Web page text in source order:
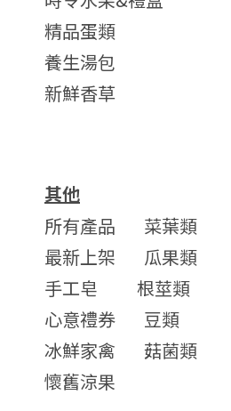
精品蛋類
養生湯包
新鮮香草
其他
所有產品
菜葉類
最新上架
瓜果類
手工皂
根莖類
心意禮券
豆類
冰鮮家禽
菇菌類
懷舊涼果